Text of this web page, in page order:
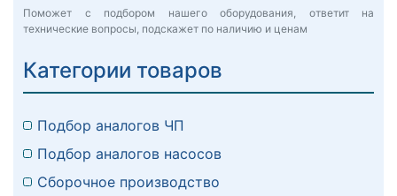
Поможет с подбором нашего оборудования, ответит на
технические вопросы, подскажет по наличию и ценам
Категории товаров
Подбор аналогов ЧП
Подбор аналогов насосов
Сборочное производство